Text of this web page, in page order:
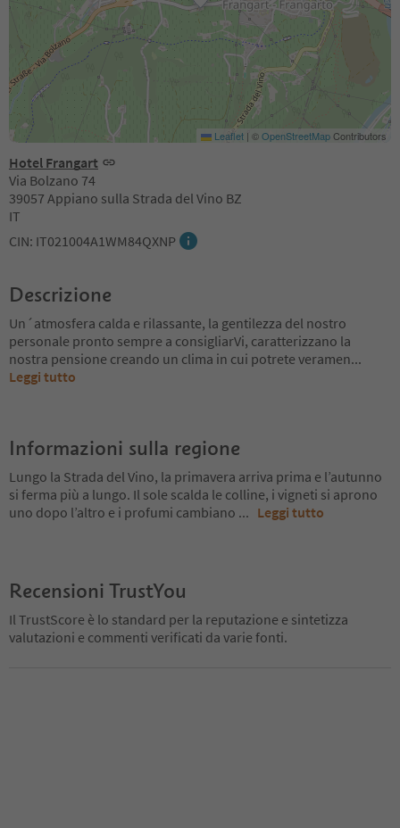
Hotel Frangart
Via Bolzano 74
39057 Appiano sulla Strada del Vino BZ
IT
CIN: IT021004A1WM84QXNP
Leaflet | ©OpenStreetMapContributors
Descrizione
Un´atmosfera calda e rilassante, la gentilezza del nostro
personale pronto sempre a consigliarVi, caratterizzano la
nostra pensione creando un clima in cui potrete veramen...
Leggi tutto
Informazioni sulla regione
Lungo la Strada del Vino, la primavera arriva prima e l’autunno
si ferma più a lungo. Il sole scalda le colline, i vigneti si aprono
uno dopo l’altro e i profumi cambiano ... Leggi tutto
Recensioni TrustYou
Il TrustScore è lo standard per la reputazione e sintetizza
valutazioni e commenti verificati da varie fonti.